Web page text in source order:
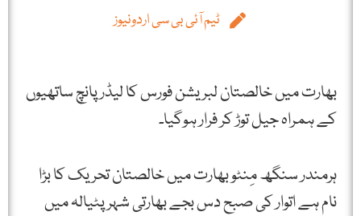
ٹیم آئی بی سی اردونیوز
بھارت میں خالصتان لبریشن فورس کا لیڈر پانچ ساتھیوں
کے ہمراہ جیل توڑ کر فرار ہوگیا۔
ہرمندر سنگھ مِنٹو بھارت میں خالصتان تحریک کا بڑا
نام ہے اتوار کی صبح دس بجے بھارتی شہر پٹیالہ میں